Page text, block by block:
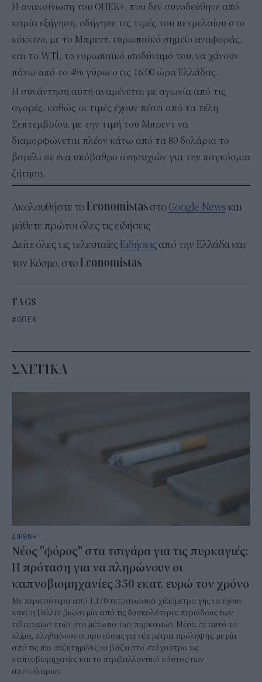
Η ανακοίνωση του ΟΠΕΚ+, που δεν συνοδεύθηκε από
καμία εξήγηση, οδήγησε τις τιμές του πετρελαίου στο
κόκκινο, με το Μπρεντ, ευρωπαϊκό σημείο αναφοράς,
και το WTI, το ευρωπαϊκό ισοδύναμό του, να χάνουν
πάνω από το 4% γύρω στις 16:00 ώρα Ελλάδας.
Η συνάντηση αυτή αναμένεται με αγωνία από τις
αγορές, καθώς οι τιμές έχουν πέσει από τα τέλη
Σεπτεμβρίου, με την τιμή του Μπρεντ να
διαμορφώνεται πλέον κάτω από τα 80 δολάρια το
βαρέλι σε ένα υπόβαθρο ανησυχιών για την παγκόσμια
ζήτηση.
Ακολουθήστε το στο Google Newsκαι
μάθετε πρώτοι όλες τις ειδήσεις
Δείτε όλες τις τελευταίεςΕιδήσειςαπό την Ελλάδα και
τον Κόσμο, στο
TAGS
ΟΠΕΚ
ΣΧΕΤΙΚΑ
ΔΙΕΘΝΗ
Νέος "φόρος" στα τσιγάρα για τις πυρκαγιές:
Η πρόταση για να πληρώνουν οι
καπνοβιομηχανίες 350 εκατ. ευρώ τον χρόνο
Με περισσότερα από 1.170 τετραγωνικά χιλιόμετρα γης να έχουν
καεί, η Γαλλία βιώνει μία από τις δυσκολότερες περιόδους των
τελευταίων ετών στο μέτωπο των πυρκαγιών. Μέσα σε αυτό το
κλίμα, πληθαίνουν οι προτάσεις για νέα μέτρα πρόληψης, με μία
από τις πιο συζητημένες να βάζει στο στόχαστρο τις
καπνοβιομηχανίες και το περιβαλλοντικό κόστος των
αποτσίγαρων.